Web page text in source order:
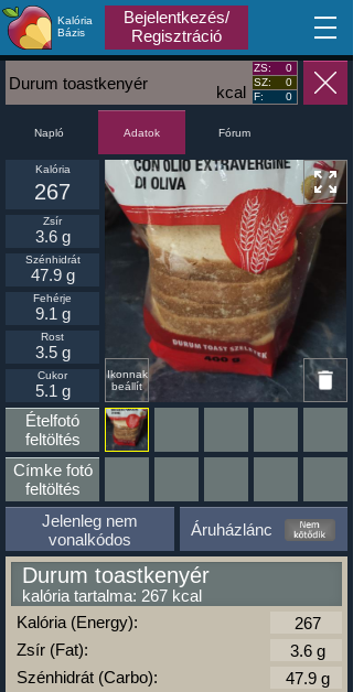
Kalória
Bázis
Bejelentkezés/
Regisztráció
MA
kcal
Durum toastkenyér
ZS:
0
SZ:
0
F:
0
Napló Adatok Fórum
Ikonnak
beállít
Kalória
267
Zsír
3.6 g
Szénhidrát
47.9 g
Fehérje
9.1 g
Rost
3.5 g
Cukor
5.1 g
Ételfotó
feltöltés
Címke fotó
feltöltés
Jelenleg nem
vonalkódos
Áruházlánc
Durum toastkenyér
kalória tartalma: 267 kcal
Kalória (Energy):
Zsír (Fat):
Szénhidrát (Carbo):